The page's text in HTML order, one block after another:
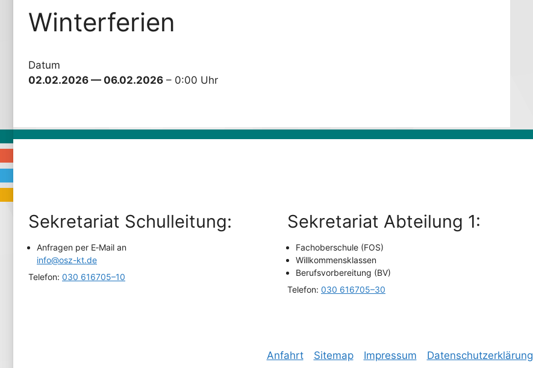
Win­ter­fe­ri­en
Datum
02.02.2026 — 06.02.2026 – 0:00 Uhr
Sekre­ta­ri­at Schulleitung:
Anfra­gen per E‑Mail an
info@osz-kt.de
Tele­fon: 030 616705–10
Sekre­ta­ri­at Abtei­lung 1:
Fach­ober­schu­le (FOS)
Will­kom­mens­klas­sen
Berufs­vor­be­rei­tung (BV)
Tele­fon: 030 616705–30
Anfahrt Site­map Impres­sum Daten­schutz­er­klä­rung